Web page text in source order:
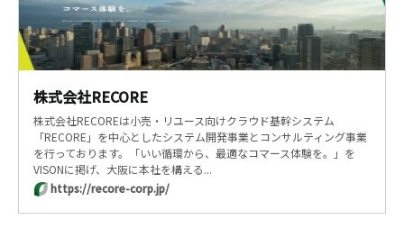
株式会社RECORE
株式会社RECOREは小売・リユース向けクラウド基幹システム
「RECORE」を中心としたシステム開発事業とコンサルティング事業
を行っております。「いい循環から、最適なコマース体験を。」を
VISONに掲げ、大阪に本社を構える...
https://recore-corp.jp/